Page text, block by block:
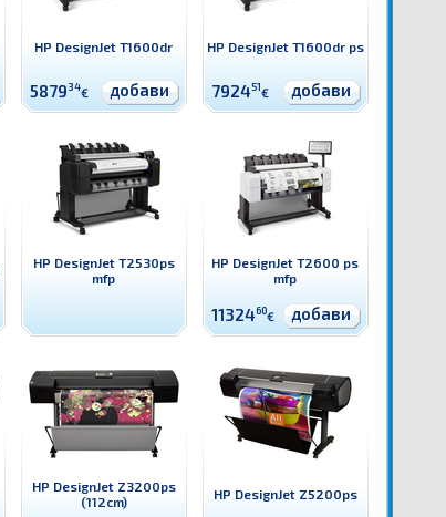
HP DesignJet T1600dr
587934€ добави
HP DesignJet T1600dr ps
792451€ добави
HP DesignJet T2530ps
mfp
HP DesignJet T2600 ps
mfp
1132460€ добави
HP DesignJet Z3200ps
(112cm)
HP DesignJet Z5200ps